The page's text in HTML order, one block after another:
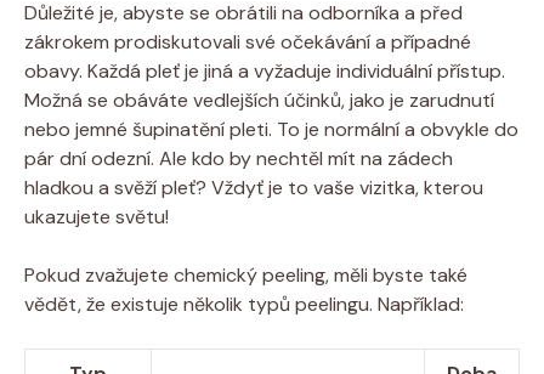
Důležité je, abyste se obrátili na odborníka a před
zákrokem prodiskutovali své očekávání a případné
obavy. Každá pleť je jiná a vyžaduje individuální přístup.
Možná se obáváte vedlejších účinků, jako je zarudnutí
nebo jemné šupinatění pleti. To je normální a obvykle do
pár dní odezní. Ale kdo by nechtěl mít na zádech
hladkou a svěží pleť? Vždyť je to vaše vizitka, kterou
ukazujete světu!
Pokud zvažujete chemický peeling, měli byste také
vědět, že existuje několik typů peelingu. Například: